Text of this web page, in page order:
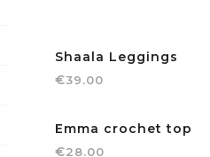
Shaala Leggings
€39.00
Emma crochet top
€28.00